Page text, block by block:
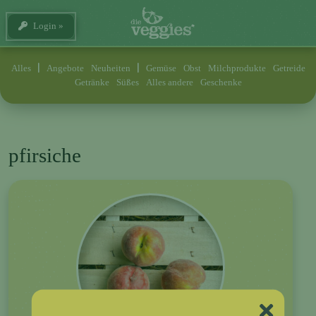
Login
Alles Angebote Neuheiten Gemüse Obst Milchprodukte
Getreide
Getränke
Süßes Alles andere Geschenke
pfirsiche